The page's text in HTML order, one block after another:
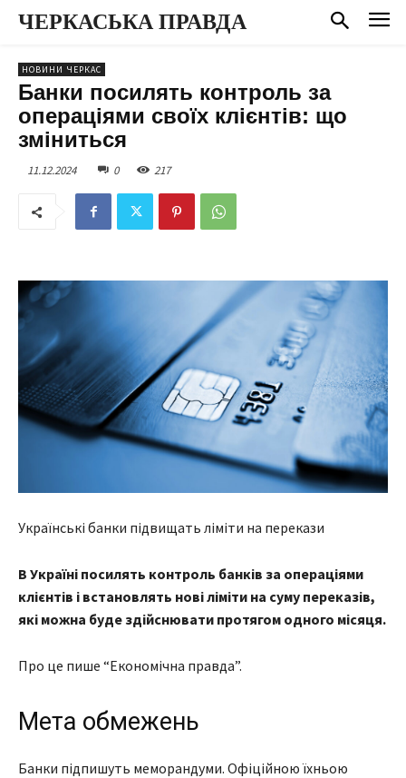
ЧЕРКАСЬКА ПРАВДА
НОВИНИ ЧЕРКАС
Банки посилять контроль за
операціями своїх клієнтів: що
зміниться
11.12.2024 0 217
Українські банки підвищать ліміти на перекази
В Україні посилять контроль банків за операціями
клієнтів і встановлять нові ліміти на суму переказів,
які можна буде здійснювати протягом одного місяця.
Про це пише “Економічна правда”.
Мета обмежень
Банки підпишуть меморандуми. Офіційною їхньою